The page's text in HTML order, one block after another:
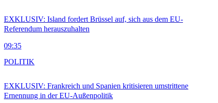
EXKLUSIV: Island fordert Brüssel auf, sich aus dem EU-
Referendum herauszuhalten
09:35
EXKLUSIV: Frankreich und Spanien kritisieren umstrittene
Ernennung in der EU-Außenpolitik
POLITIK